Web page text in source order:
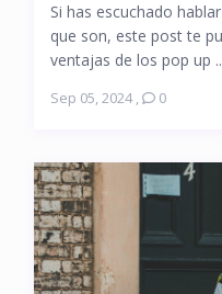
Si has escuchado
que son, este post te
ventajas de los pop up
Sep 05, 2024, 0